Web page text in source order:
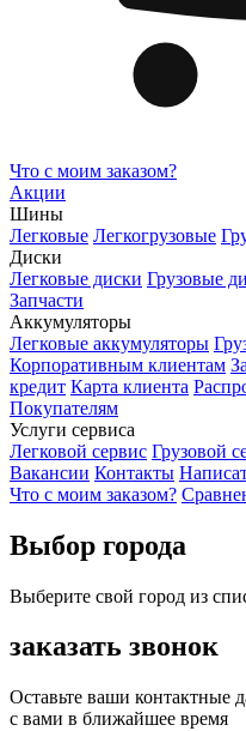
Что с моим заказом?
Акции
Шины
Легковые Легкогрузовые
Диски
Легковые диски Грузовые
Запчасти
Аккумуляторы
Легковые аккумуляторы
Корпоративным клиентам
кредит Карта клиента
Покупателям
Услуги сервиса
Легковой сервис Грузовой
Вакансии Контакты
Что с моим заказом?
Выбор города
Выберите свой город из
заказать звонок
Оставьте ваши контактные
с вами в ближайшее время